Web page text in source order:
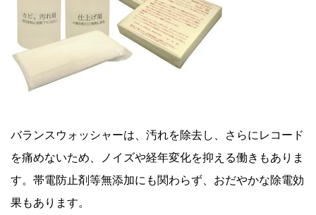
バランスウォッシャーは、汚れを除去し、さらにレコード
を痛めないため、ノイズや経年変化を抑える働きもありま
す。帯電防止剤等無添加にも関わらず、おだやかな除電効
果もあります。